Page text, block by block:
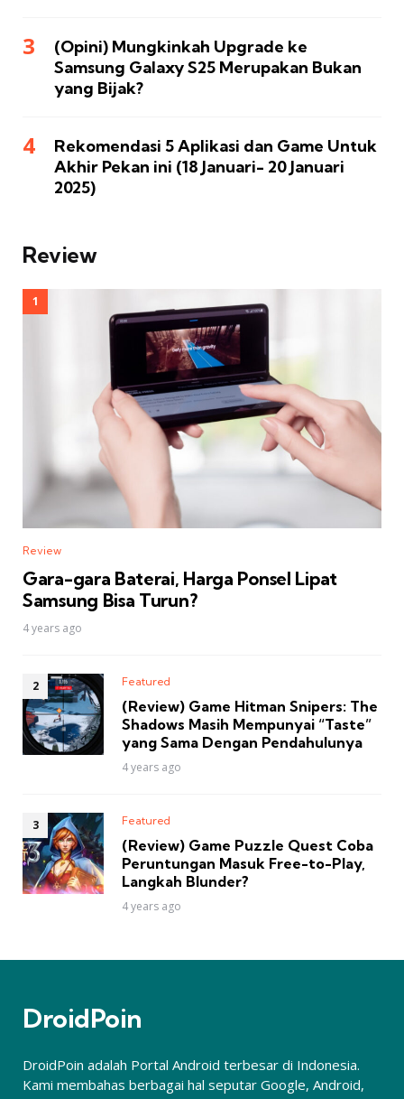
(Opini) Mungkinkah Upgrade ke
Samsung Galaxy S25 Merupakan Bukan
yang Bijak?
Rekomendasi 5 Aplikasi dan Game Untuk
Akhir Pekan ini (18 Januari- 20 Januari
2025)
Review
Review
Gara-gara Baterai, Harga Ponsel Lipat
Samsung Bisa Turun?
4 years ago
Featured
(Review) Game Hitman Snipers: The
Shadows Masih Mempunyai “Taste”
yang Sama Dengan Pendahulunya
4 years ago
Featured
(Review) Game Puzzle Quest Coba
Peruntungan Masuk Free-to-Play,
Langkah Blunder?
4 years ago
DroidPoin
DroidPoin adalah Portal Android terbesar di Indonesia.
Kami membahas berbagai hal seputar Google, Android,